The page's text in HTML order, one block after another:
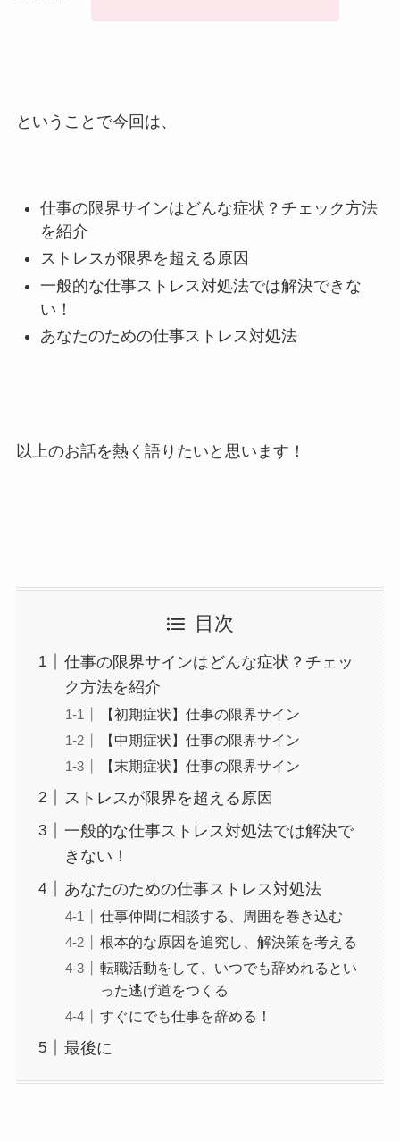
ということで今回は、
仕事の限界サインはどんな症状？チェック方法
を紹介
ストレスが限界を超える原因
一般的な仕事ストレス対処法では解決できな
い！
あなたのための仕事ストレス対処法
以上のお話を熱く語りたいと思います！
目次
仕事の限界サインはどんな症状？チェッ
ク方法を紹介
【初期症状】仕事の限界サイン
【中期症状】仕事の限界サイン
【末期症状】仕事の限界サイン
ストレスが限界を超える原因
一般的な仕事ストレス対処法では解決で
きない！
あなたのための仕事ストレス対処法
仕事仲間に相談する、周囲を巻き込む
根本的な原因を追究し、解決策を考える
転職活動をして、いつでも辞めれるとい
った逃げ道をつくる
すぐにでも仕事を辞める！
最後に